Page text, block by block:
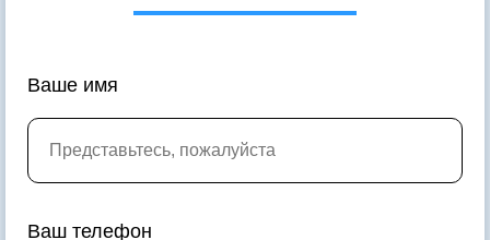
Ваше имя
Ваш телефон